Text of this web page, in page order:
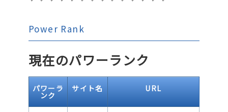
Power Rank
現在のパワーランク
パワーラ
ンク
サイト名 URL